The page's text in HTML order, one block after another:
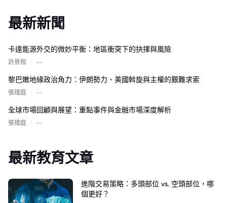
最新新聞
卡達能源外交的微妙平衡：地區衝突下的抉擇與風險
許景桓 --
黎巴嫩地緣政治角力：伊朗勢力、美國斡旋與主權的艱難求索
張瑋庭 --
全球市場回顧與展望：重點事件與金融市場深度解析
張瑋庭 --
最新教育文章
進階交易策略：多頭部位 vs. 空頭部位，哪
個更好？